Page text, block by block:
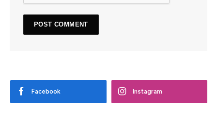
Facebook Instagram